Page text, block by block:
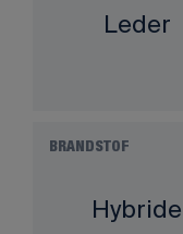
Leder
BRANDSTOF
Hybride